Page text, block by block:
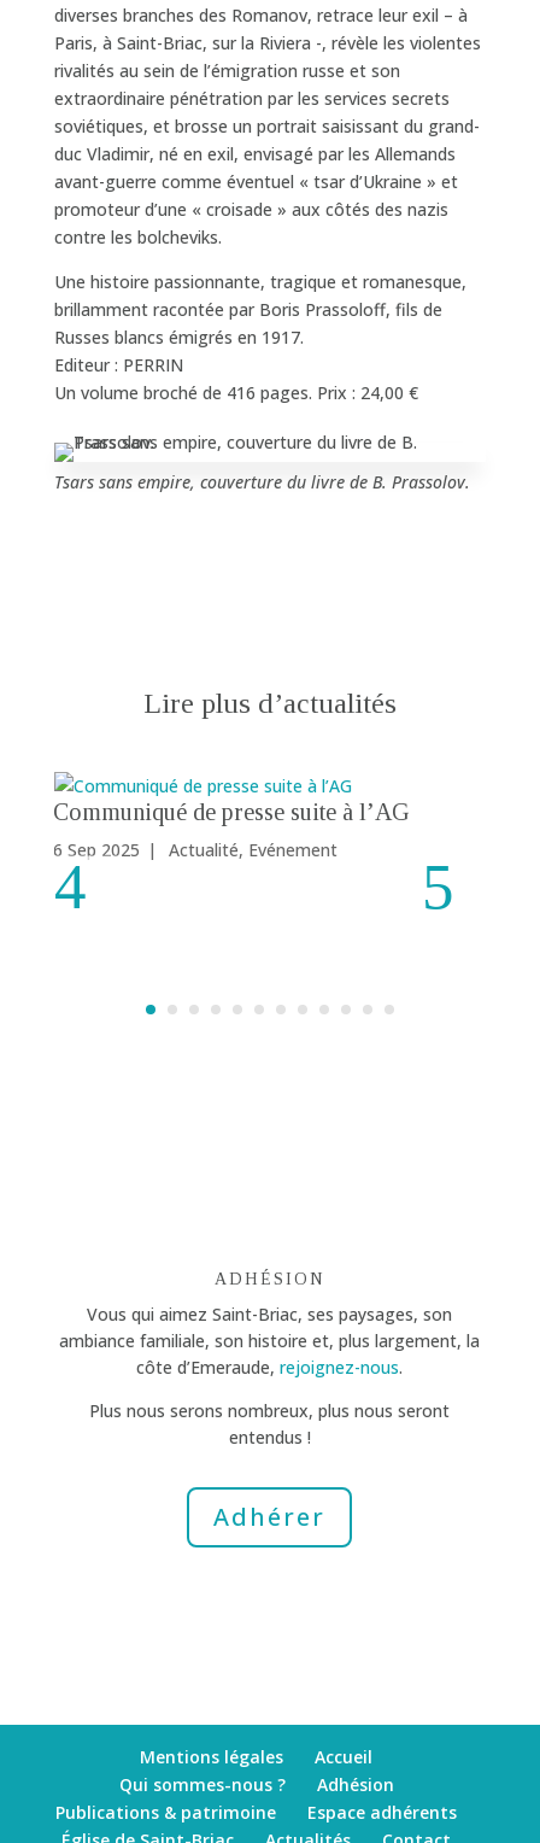
diverses branches des Romanov, retrace leur exil – à
Paris, à Saint-Briac, sur la Riviera -, révèle les violentes
rivalités au sein de l’émigration russe et son
extraordinaire pénétration par les services secrets
soviétiques, et brosse un portrait saisissant du grand-
duc Vladimir, né en exil, envisagé par les Allemands
avant-guerre comme éventuel « tsar d’Ukraine » et
promoteur d’une « croisade » aux côtés des nazis
contre les bolcheviks.
Une histoire passionnante, tragique et romanesque,
brillamment racontée par Boris Prassoloff, fils de
Russes blancs émigrés en 1917.
Editeur : PERRIN
Un volume broché de 416 pages. Prix : 24,00 €
Tsars sans empire, couverture du livre de B. Prassolov.
Lire plus d’actualités
Communiqué de presse suite à l’AG
6 Sep 2025 | Actualité, Evénement
ADHÉSION
Vous qui aimez Saint-Briac, ses paysages, son
ambiance familiale, son histoire et, plus largement, la
côte d’Emeraude,rejoignez-nous.
Plus nous serons nombreux, plus nous seront
entendus !
Adhérer
Mentions légales
Accueil
Qui sommes-nous ?
Adhésion
Publications & patrimoine
Espace adhérents